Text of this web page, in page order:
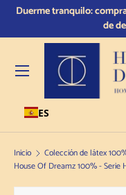
Duerme tranquilo:
de
ES
Buscar en
Tipo de producto
Menú
Inicio
Colección de látex
House Of Dreamz 100% -